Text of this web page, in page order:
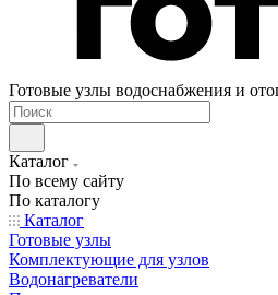
Готовые узлы водоснабжения и
Каталог
По всему сайту
По каталогу
Каталог
Готовые узлы
Комплектующие для узлов
Водонагреватели